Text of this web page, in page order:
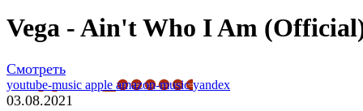
Vega - Ain't Who I Am
Смотреть
youtube-music apple amazon-musicyandex
03.08.2021